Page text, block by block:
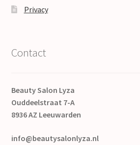
Privacy
Contact
Beauty Salon Lyza
Ouddeelstraat 7-A
8936 AZ Leeuwarden
info@beautysalonlyza.nl